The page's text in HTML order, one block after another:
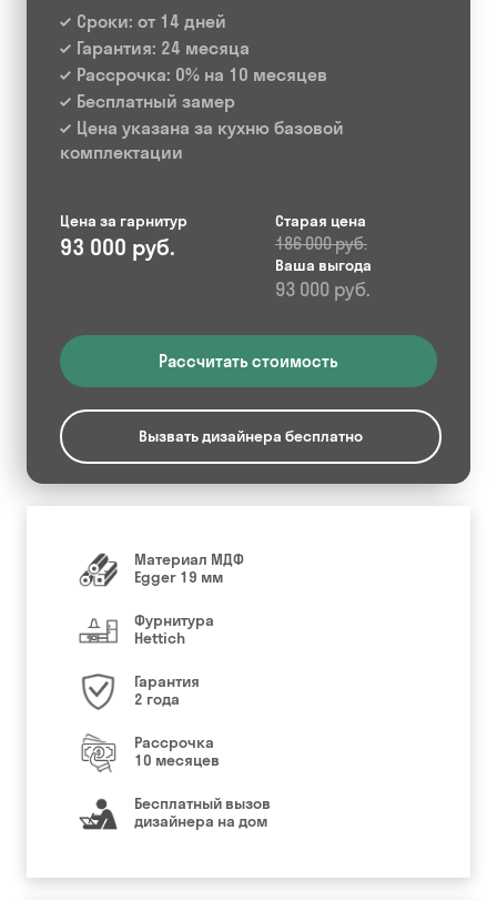
Сроки: от 14 дней
Гарантия: 24 месяца
Рассрочка: 0% на 10 месяцев
Бесплатный замер
Цена указана за кухню базовой
комплектации
Цена за гарнитур
93 000 руб.
Старая цена
186 000 руб.
Ваша выгода
93 000 руб.
Рассчитать стоимость
Вызвать дизайнера бесплатно
Материал МДФ
Egger 19 мм
Фурнитура
Hettich
Гарантия
2 года
Рассрочка
10 месяцев
Бесплатный вызов
дизайнера на дом